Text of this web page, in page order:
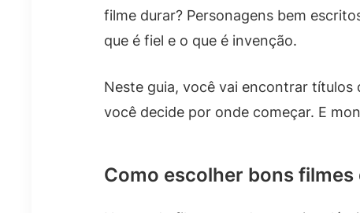
filme durar? Personagens bem
que é fiel e o que é invenção.
Neste guia, você vai encontrar títulos
você decide por onde começar. E
Como escolher bons filmes